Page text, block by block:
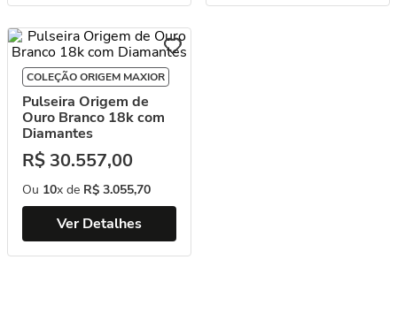
COLEÇÃO ORIGEM MAXIOR
Pulseira Origem de
Ouro Branco 18k com
Diamantes
R$ 30.557,00
Ou 10x de R$ 3.055,70
Ver Detalhes